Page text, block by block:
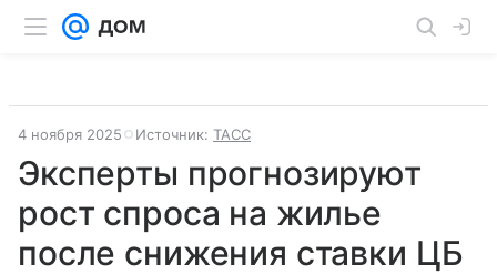
4 ноября 2025 Источник: ТАСС
Эксперты прогнозируют
рост спроса на жилье
после снижения ставки ЦБ